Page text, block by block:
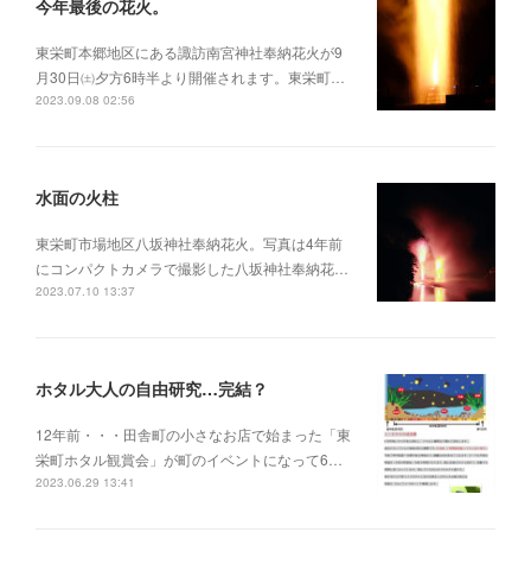
今年最後の花火。
東栄町本郷地区にある諏訪南宮神社奉納花火が9
月30日㈯夕方6時半より開催されます。東栄町…
2023.09.08 02:56
水面の火柱
東栄町市場地区八坂神社奉納花火。写真は4年前
にコンパクトカメラで撮影した八坂神社奉納花…
2023.07.10 13:37
ホタル大人の自由研究…完結？
12年前・・・田舎町の小さなお店で始まった「東
栄町ホタル観賞会」が町のイベントになって6…
2023.06.29 13:41